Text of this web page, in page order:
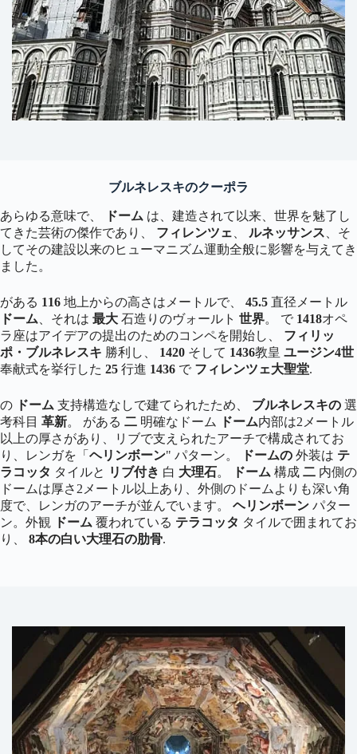
ブルネレスキのクーポラ
あらゆる意味で、 ドーム は、建造されて以来、世界を魅了し
てきた芸術の傑作であり、 フィレンツェ ルネッサンス 、そ
してその建設以来のヒューマニズム運動全般に影響を与えてき
ました。
がある 116 地上からの高さはメートルで、 45.5 直径メートル
ドーム 、それは 最大 石造りのヴォールト 世界。 で 1418オペ
ラ座はアイデアの提出のためのコンペを開始し、 フィリッ
ポ・ブルネレスキ 勝利し、 1420 そして 1436教皇 ユージン4世
奉献式を挙行した 25 行進 1436 で フィレンツェ大聖堂.
の ドーム 支持構造なしで建てられたため、 ブルネレスキの 選
考科目 革新。 がある 二 明確なドーム ドーム内部は2メートル
以上の厚さがあり、リブで支えられたアーチで構成されてお
り、レンガを「 ヘリンボーン" パターン。 ドームの 外装は テ
ラコッタ タイルと リブ付き 白 大理石。 ドーム 構成 二 内側の
ドームは厚さ2メートル以上あり、外側のドームよりも深い角
度で、レンガのアーチが並んでいます。 ヘリンボーン パター
ン。外観
ドーム 覆われている テラコッタ タイルで囲まれてお
り、 8本の白い大理石の肋骨.